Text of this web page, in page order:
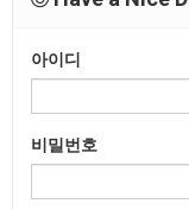
아이디
비밀번호